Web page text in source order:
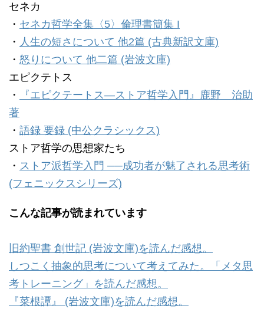
セネカ
・ セネカ哲学全集〈5〉倫理書簡集 I
・ 人生の短さについて 他2篇 (古典新訳文庫)
・ 怒りについて 他二篇 (岩波文庫)
エピクテトス
・
『エピクテートス―ストア哲学入門』鹿野 治助
著
・ 語録 要録 (中公クラシックス)
ストア哲学の思想家たち
・ ストア派哲学入門 ──成功者が魅了される思考術
(フェニックスシリーズ)
こんな記事が読まれています
旧約聖書 創世記 (岩波文庫)を読んだ感想。
しつこく抽象的思考について考えてみた。「メタ思
考トレーニング」を読んだ感想。
『菜根譚』 (岩波文庫)を読んだ感想。